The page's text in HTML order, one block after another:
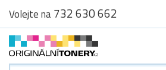
Volejte na732 630 662